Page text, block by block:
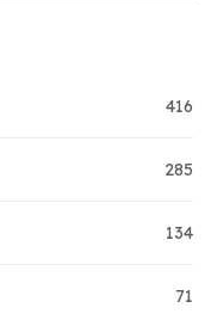
416
285
134
71